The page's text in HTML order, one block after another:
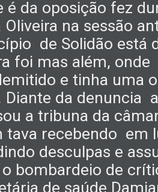
é da oposição fez
na sessão
de Solidão está
foi mas além,
e tinha uma
Diante da denuncia
a tribuna da
tava recebendo em
desculpas e
bombardeio de
de saúde